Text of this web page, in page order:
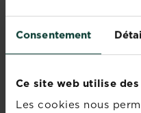
Consentement
Ce site web utilise
Les cookies nous
Les myosotis du
macrophylla )
La fleur de la
Les perce-neige